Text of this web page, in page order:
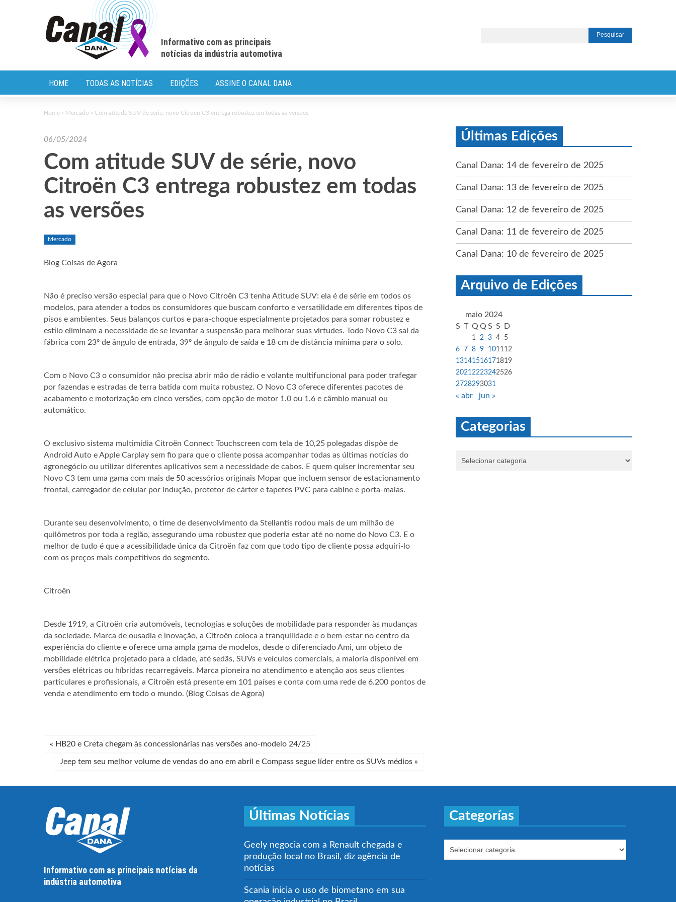
Informativo com as principais
notícias da indústria automotiva
HOME TODAS AS NOTÍCIAS EDIÇÕES ASSINE O CANAL DANA
Home » Mercado » Com atitude SUV de série, novo Citroën C3 entrega robustez em todas as versões
06/05/2024
Com atitude SUV de série, novo
Citroën C3 entrega robustez em todas
as versões
Mercado
Blog Coisas de Agora
Não é preciso versão especial para que o Novo Citroën C3 tenha Atitude SUV: ela é de série em todos os
modelos, para atender a todos os consumidores que buscam conforto e versatilidade em diferentes tipos de
pisos e ambientes. Seus balanços curtos e para-choque especialmente projetados para somar robustez e
estilo eliminam a necessidade de se levantar a suspensão para melhorar suas virtudes. Todo Novo C3 sai da
fábrica com 23º de ângulo de entrada, 39º de ângulo de saída e 18 cm de distância mínima para o solo.
Com o Novo C3 o consumidor não precisa abrir mão de rádio e volante multifuncional para poder trafegar
por fazendas e estradas de terra batida com muita robustez. O Novo C3 oferece diferentes pacotes de
acabamento e motorização em cinco versões, com opção de motor 1.0 ou 1.6 e câmbio manual ou
automático.
O exclusivo sistema multimídia Citroën Connect Touchscreen com tela de 10,25 polegadas dispõe de
Android Auto e Apple Carplay sem fio para que o cliente possa acompanhar todas as últimas notícias do
agronegócio ou utilizar diferentes aplicativos sem a necessidade de cabos. E quem quiser incrementar seu
Novo C3 tem uma gama com mais de 50 acessórios originais Mopar que incluem sensor de estacionamento
frontal, carregador de celular por indução, protetor de cárter e tapetes PVC para cabine e porta-malas.
Durante seu desenvolvimento, o time de desenvolvimento da Stellantis rodou mais de um milhão de
quilômetros por toda a região, assegurando uma robustez que poderia estar até no nome do Novo C3. E o
melhor de tudo é que a acessibilidade única da Citroën faz com que todo tipo de cliente possa adquiri-lo
com os preços mais competitivos do segmento.
Citroën
Desde 1919, a Citroën cria automóveis, tecnologias e soluções de mobilidade para responder às mudanças
da sociedade. Marca de ousadia e inovação, a Citroën coloca a tranquilidade e o bem-estar no centro da
experiência do cliente e oferece uma ampla gama de modelos, desde o diferenciado Ami, um objeto de
mobilidade elétrica projetado para a cidade, até sedãs, SUVs e veículos comerciais, a maioria disponível em
versões elétricas ou híbridas recarregáveis. Marca pioneira no atendimento e atenção aos seus clientes
particulares e profissionais, a Citroën está presente em 101 países e conta com uma rede de 6.200 pontos de
venda e atendimento em todo o mundo. (Blog Coisas de Agora)
« HB20 e Creta chegam às concessionárias nas versões ano-modelo 24/25
Jeep tem seu melhor volume de vendas do ano em abril e Compass segue líder entre os SUVs médios »
Últimas Edições
Canal Dana: 14 de fevereiro de 2025
Canal Dana: 13 de fevereiro de 2025
Canal Dana: 12 de fevereiro de 2025
Canal Dana: 11 de fevereiro de 2025
Canal Dana: 10 de fevereiro de 2025
Arquivo de Edições
maio 2024
S T Q Q S S D
1 2 3 4
5
6
7 8 9 101112
13141516171819
20212223242526
2728293031
« abr jun »
Categorias
Informativo com as principais notícias da
indústria automotiva
Últimas Notícias
Geely negocia com a Renault chegada e
produção local no Brasil, diz agência de
notícias
Scania inicia o uso de biometano em sua
Categorías